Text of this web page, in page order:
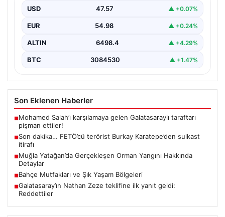
Afyonkarahisar, Eskişehir ve Muğla emniyet
müdürlüklerince yürütülen ortak çalışma sonucu…
USD 47.57 ▲ +0.07%
EUR 54.98 ▲ +0.24%
ALTIN 6498.4 ▲ +4.29%
BTC 3084530 ▲ +1.47%
Son Eklenen Haberler
■Mohamed Salah’ı karşılamaya gelen Galatasaraylı taraftarı
pişman ettiler!
■Son dakika… FETÖ’cü terörist Burkay Karatepe’den suikast
itirafı
■Muğla Yatağan’da Gerçekleşen Orman Yangını Hakkında
Detaylar
■Bahçe Mutfakları ve Şık Yaşam Bölgeleri
■Galatasaray’ın Nathan Zeze teklifine ilk yanıt geldi:
Reddettiler